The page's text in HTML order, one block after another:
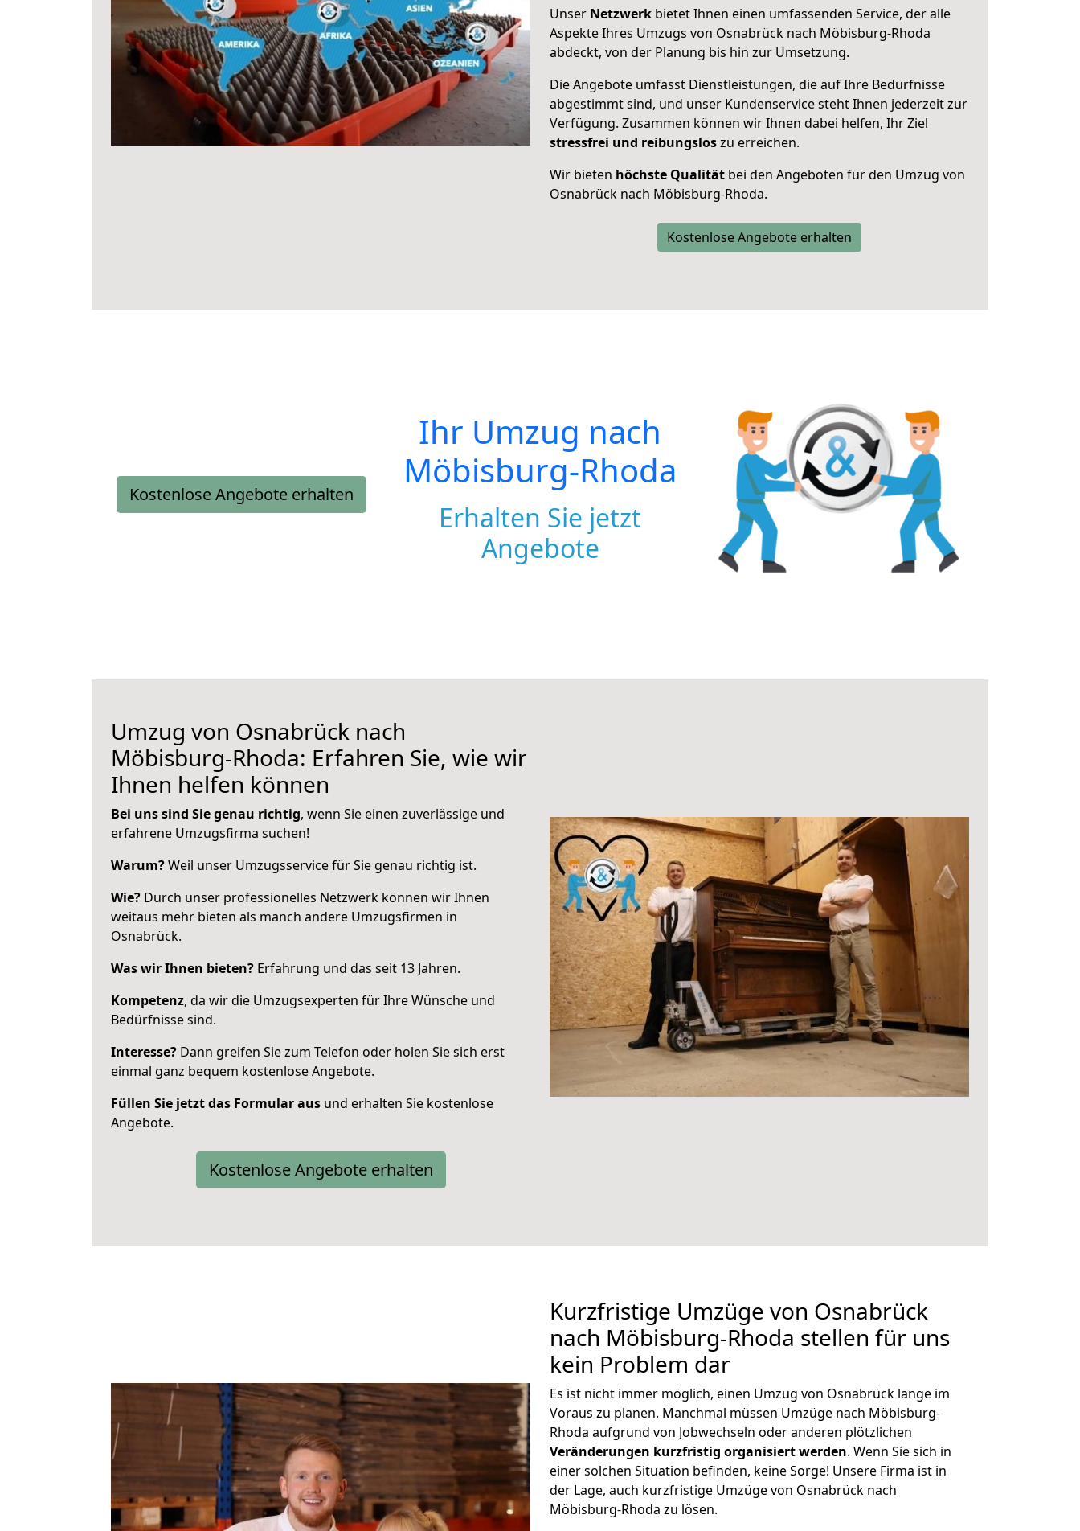
Unser Netzwerk bietet Ihnen einen umfassenden Service, der alle
Aspekte Ihres Umzugs von Osnabrück nach Möbisburg-Rhoda
abdeckt, von der Planung bis hin zur Umsetzung.
Die Angebote umfasst Dienstleistungen, die auf Ihre Bedürfnisse
abgestimmt sind, und unser Kundenservice steht Ihnen jederzeit zur
Verfügung. Zusammen können wir Ihnen dabei helfen, Ihr Ziel
stressfrei und reibungsloszu erreichen.
Wir bieten höchste Qualität bei den Angeboten für den Umzug von
Osnabrück nach Möbisburg-Rhoda.
Kostenlose Angebote erhalten
Kostenlose Angebote erhalten
Ihr Umzug nach
Möbisburg-Rhoda
Erhalten Sie jetzt
Angebote
Umzug von Osnabrück nach
Möbisburg-Rhoda: Erfahren Sie, wie wir
Ihnen helfen können
Bei uns sind Sie genau richtig, wenn Sie einen zuverlässige und
erfahrene Umzugsfirma suchen!
Warum?Weil unser Umzugsservice für Sie genau richtig ist.
Wie? Durch unser professionelles Netzwerk können wir Ihnen
weitaus mehr bieten als manch andere Umzugsfirmen in
Osnabrück.
Was wir Ihnen bieten? Erfahrung und das seit 13 Jahren.
Kompetenz, da wir die Umzugsexperten für Ihre Wünsche und
Bedürfnisse sind.
Interesse? Dann greifen Sie zum Telefon oder holen Sie sich erst
einmal ganz bequem kostenlose Angebote.
Füllen Sie jetzt das Formular aus und erhalten Sie kostenlose
Angebote.
Kostenlose Angebote erhalten
Kurzfristige Umzüge von Osnabrück
nach Möbisburg-Rhoda stellen für uns
kein Problem dar
Es ist nicht immer möglich, einen Umzug von Osnabrück lange im
Voraus zu planen. Manchmal müssen Umzüge nach Möbisburg-
Rhoda aufgrund von Jobwechseln oder anderen plötzlichen
Veränderungen kurzfristig organisiert werden. Wenn Sie sich in
einer solchen Situation befinden, keine Sorge! Unsere Firma ist in
der Lage, auch kurzfristige Umzüge von Osnabrück nach
Möbisburg-Rhoda zu lösen.